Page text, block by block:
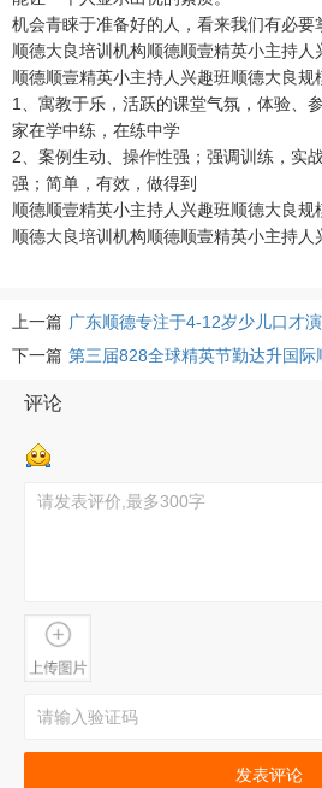
机会青睐于准备好的人，看来我们有必要
顺德大良培训机构顺德顺壹精英小主持人
顺德顺壹精英小主持人兴趣班顺德大良规
1、寓教于乐，活跃的课堂气氛，体验、
家在学中练，在练中学
2、案例生动、操作性强；强调训练，实
强；简单，有效，做得到
顺德顺壹精英小主持人兴趣班顺德大良规
顺德大良培训机构顺德顺壹精英小主持人
上一篇 广东顺德专注于4-12岁少儿口才
下一篇 第三届828全球精英节勤达升国际
评论
发表评论